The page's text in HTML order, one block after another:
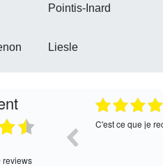
Pointis-Inard
Liesle
reviews
Très bon service !